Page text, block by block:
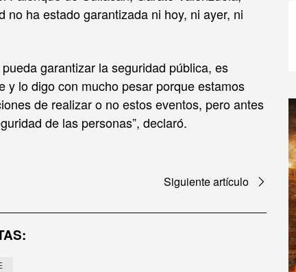
ha estado garantizada ni hoy, ni ayer, ni
garantizar la seguridad pública, es
y lo digo con mucho pesar porque estamos
de realizar o no estos eventos, pero antes
de las personas”, declaró.
Siguiente artículo